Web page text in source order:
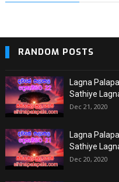
RANDOM POSTS
Lagna
Sathiye
Dec 21, 2020
Lagna
Sathiye
Dec 20, 2020